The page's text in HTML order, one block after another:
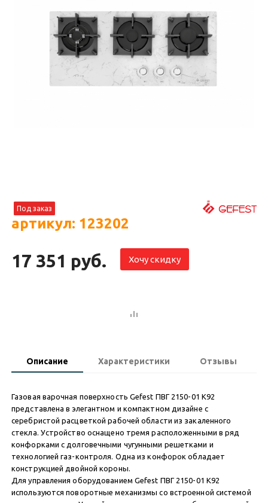
Под заказ
артикул: 123202
17 351 руб. Хочу скидку
Описание Характеристики Отзывы
Газовая варочная поверхность Gefest ПВГ 2150-01 К92
представлена в элегантном и компактном дизайне с
серебристой расцветкой рабочей области из закаленного
стекла. Устройство оснащено тремя расположенными в ряд
конфорками с долговечными чугунными решетками и
технологией газ-контроля. Одна из конфорок обладает
конструкцией двойной короны.
Для управления оборудованием Gefest ПВГ 2150-01 К92
используются поворотные механизмы со встроенной системой